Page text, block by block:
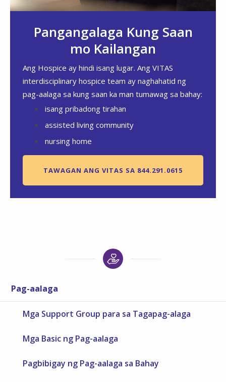
Pangangalaga Kung Saan
mo Kailangan
Ang Hospice ay hindi isang lugar. Ang VITAS
interdisciplinary hospice team ay naghahatid ng
pag-aalaga sa kung saan ka man tumawag sa bahay:
isang pribadong tirahan
assisted living community
nursing home
TAWAGAN ANG VITAS SA 844.291.0615
Pag-aalaga
Mga Support Group para sa Tagapag-alaga
Mga Basic ng Pag-aalaga
Pagbibigay ng Pag-aalaga sa Bahay